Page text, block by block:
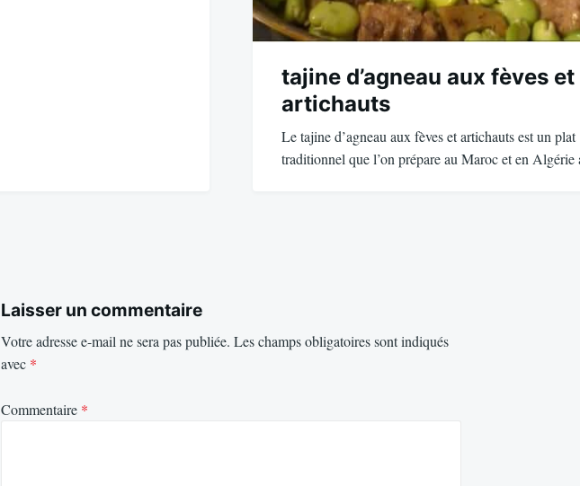
tajine d’agneau aux fèves et
artichauts
Le tajine d’agneau aux fèves et artichauts est un plat
traditionnel que l’on prépare au Maroc et en
Laisser un commentaire
Votre adresse e-mail ne sera pas publiée. Les champs obligatoires sont indiqués
avec *
Commentaire *